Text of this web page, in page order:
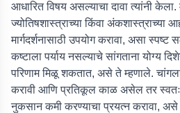
आधारित विषय असल्याचा दावा त्यांनी केला.
ज्योतिषशास्त्राच्या किंवा अंकशास्त्राच्या
मार्गदर्शनासाठी उपयोग करावा, असा स्पष्ट
कष्टाला पर्याय नसल्याचे सांगताना योग्य
परिणाम मिळू शकतात, असे ते म्हणाले.
करावी आणि प्रतिकूल काळ असेल तर
नुकसान कमी करण्याचा प्रयत्न करावा,